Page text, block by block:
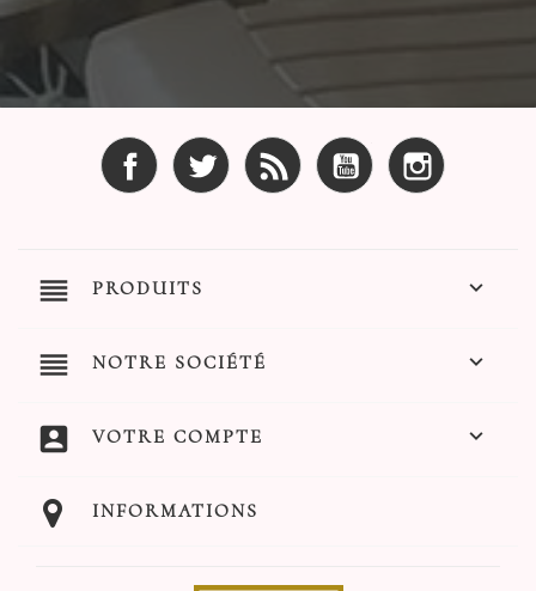
Facebook Twitter Rss YouTube
reorder PRODUITS 
reorder NOTRE SOCIÉTÉ 
account_box VOTRE COMPTE 
INFORMATIONS